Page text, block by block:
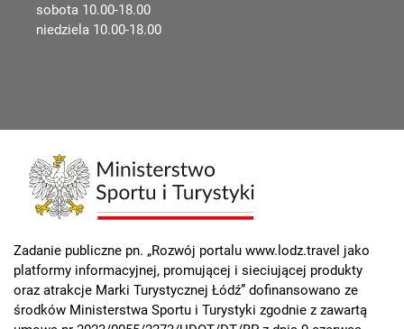
sobota 10.00-18.00
niedziela 10.00-18.00
Zadanie publiczne pn. „Rozwój portalu www.lodz.travel jako
platformy informacyjnej, promującej i sieciującej produkty
oraz atrakcje Marki Turystycznej Łódź” dofinansowano ze
środków Ministerstwa Sportu i Turystyki zgodnie z zawartą